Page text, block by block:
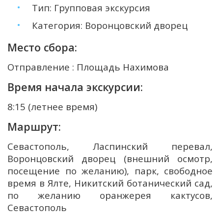
Тип: Групповая экскурсия
Категория: Воронцовский дворец
Место сбора:
Отправление : Площадь Нахимова
Время начала экскурсии:
8:15 (летнее время)
Маршрут:
Севастополь, Ласпинский перевал,
Воронцовский дворец (внешний осмотр,
посещение по желанию), парк, свободное
время в Ялте, Никитский ботанический сад,
по желанию оранжерея кактусов,
Севастополь